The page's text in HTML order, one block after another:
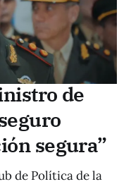
de
segura”
de Política de la